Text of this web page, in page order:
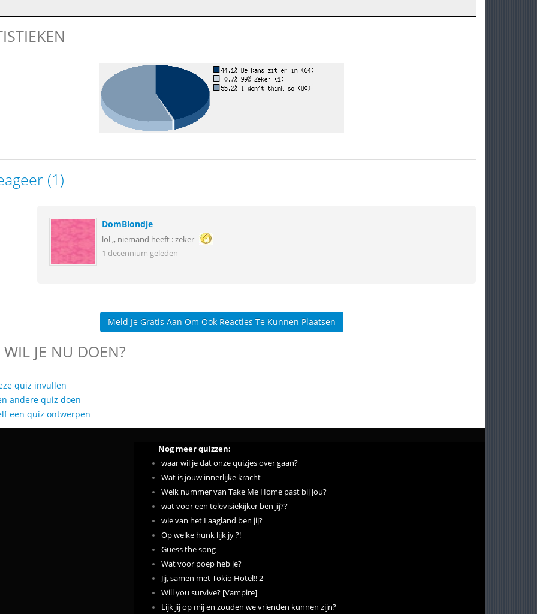
(1)
DomBlondje
lol ,, niemand heeft : zeker
1 decennium geleden
Meld Je Gratis Aan Om Ook Reacties Te Kunnen Plaatsen
JE NU DOEN?
quiz invullen
andere quiz doen
een quiz ontwerpen
Nog meer quizzen:
waar wil je dat onze quizjes over gaan?
Wat is jouw innerlijke kracht
Welk nummer van Take Me Home past bij jou?
wat voor een televisiekijker ben jij??
wie van het Laagland ben jij?
Op welke hunk lijk jy ?!
Guess the song
Wat voor poep heb je?
Jij, samen met Tokio Hotel!! 2
Will you survive? [Vampire]
Lijk jij op mij en zouden we vrienden kunnen zijn?